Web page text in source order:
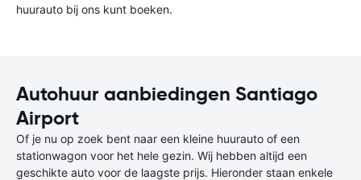
huurauto bij ons kunt boeken.
Autohuur aanbiedingen Santiago
Airport
Of je nu op zoek bent naar een kleine huurauto of een
stationwagon voor het hele gezin. Wij hebben altijd een
geschikte auto voor de laagste prijs. Hieronder staan enkele